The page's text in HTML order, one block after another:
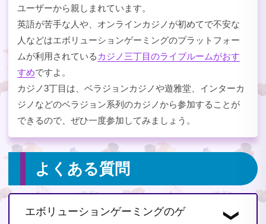
ユーザーから親しまれています。
英語が苦手な人や、オンラインカジノが初めてで不安な
人などはエボリューションゲーミングのプラットフォー
ムが利用されている カジノ三丁目のライブルームがおす
すめですよ。
カジノ3丁目は、ベラジョンカジノや遊雅堂、インターカ
ジノなどのベラジョン系列のカジノから参加することが
できるので、ぜひ一度参加してみましょう。
よくある質問
エボリューションゲーミングのゲ